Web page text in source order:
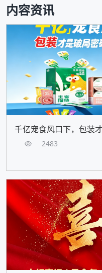
内容资讯
千亿宠食风口下，包装
2483